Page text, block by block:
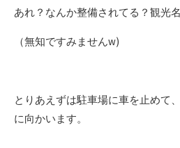
あれ？なんか整備されてる？観光
（無知ですみませんw)
とりあえずは駐車場に車を止めて
に向かいます。